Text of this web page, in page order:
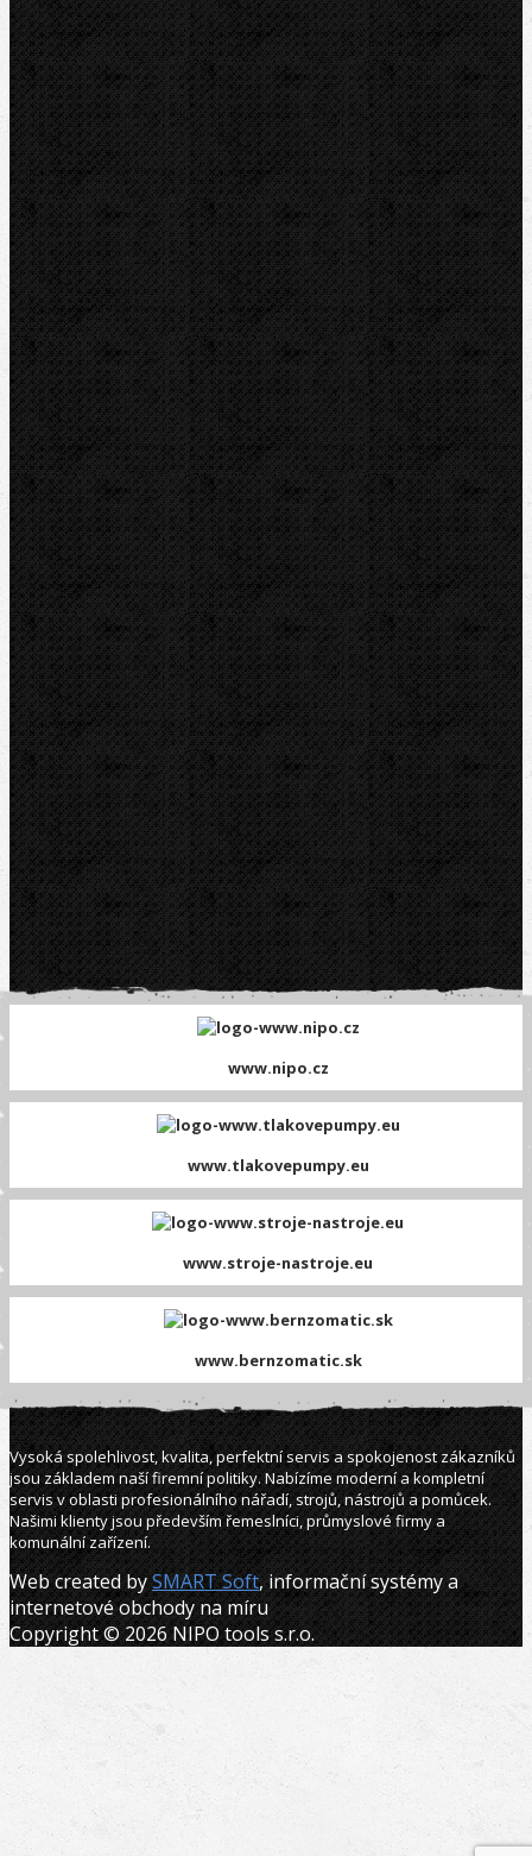
RIDGID
ROTHENBERGER
VIRAX
ZENTEN
Kontakt
NIPO Tools s.r.o
Lipová 7
CZ-763 26 LUHAČOVICE
Telefon obj.:
602 719 020
Telefon fakt.:
608 719 020
E-mail:
nipo@nipo.cz
Platební brána GOPAY
www.nipo.cz
www.tlakovepumpy.eu
www.stroje-nastroje.eu
www.bernzomatic.sk
Vysoká spolehlivost, kvalita, perfektní servis a spokojenost zákazníků
jsou základem naší firemní politiky. Nabízíme moderní a kompletní
servis v oblasti profesionálního nářadí, strojů, nástrojů a pomůcek.
Našimi klienty jsou především řemeslníci, průmyslové firmy a
komunální zařízení.
Web created bySMART Soft, informační systémy a
internetové obchody na míru
Copyright © 2026 NIPO tools s.r.o.